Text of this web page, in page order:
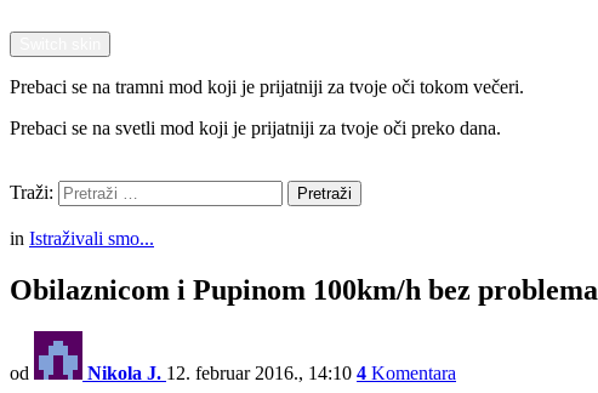
Prebaci se na tramni mod koji je prijatniji za tvoje oči tokom večeri.
Prebaci se na svetli mod koji je prijatniji za tvoje oči preko dana.
Traži:
Pretraži
in Istraživali smo...
Obilaznicom i Pupinom 100km/h bez problema
od Nikola J. 12. februar 2016., 14:10 4 Komentara